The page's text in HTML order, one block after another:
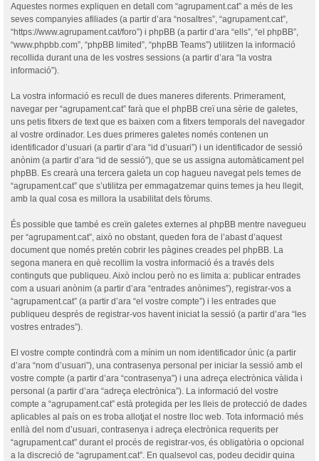
Aquestes normes expliquen en detall com “agrupament.cat” a més de les
seves companyies afiliades (a partir d’ara “nosaltres”, “agrupament.cat”,
“https://www.agrupament.cat/foro”) i phpBB (a partir d’ara “ells”, “el phpBB”,
“www.phpbb.com”, “phpBB limited”, “phpBB Teams”) utilitzen la informació
recollida durant una de les vostres sessions (a partir d’ara “la vostra
informació”).
La vostra informació es recull de dues maneres diferents. Primerament,
navegar per “agrupament.cat” farà que el phpBB creï una sèrie de galetes,
uns petis fitxers de text que es baixen com a fitxers temporals del navegador
al vostre ordinador. Les dues primeres galetes només contenen un
identificador d’usuari (a partir d’ara “id d’usuari”) i un identificador de sessió
anònim (a partir d’ara “id de sessió”), que se us assigna automàticament pel
phpBB. Es crearà una tercera galeta un cop hagueu navegat pels temes de
“agrupament.cat” que s’utilitza per emmagatzemar quins temes ja heu llegit,
amb la qual cosa es millora la usabilitat dels fòrums.
És possible que també es creïn galetes externes al phpBB mentre navegueu
per “agrupament.cat”, això no obstant, queden fora de l’abast d’aquest
document que només pretén cobrir les pàgines creades pel phpBB. La
segona manera en què recollim la vostra informació és a través dels
continguts que publiqueu. Això inclou però no es limita a: publicar entrades
com a usuari anònim (a partir d’ara “entrades anònimes”), registrar-vos a
“agrupament.cat” (a partir d’ara “el vostre compte”) i les entrades que
publiqueu després de registrar-vos havent iniciat la sessió (a partir d’ara “les
vostres entrades”).
El vostre compte contindrà com a mínim un nom identificador únic (a partir
d’ara “nom d’usuari”), una contrasenya personal per iniciar la sessió amb el
vostre compte (a partir d’ara “contrasenya”) i una adreça electrònica vàlida i
personal (a partir d’ara “adreça electrònica”). La informació del vostre
compte a “agrupament.cat” està protegida per les lleis de protecció de dades
aplicables al país on es troba allotjat el nostre lloc web. Tota informació més
enllà del nom d’usuari, contrasenya i adreça electrònica requerits per
“agrupament.cat” durant el procés de registrar-vos, és obligatòria o opcional
a la discreció de “agrupament.cat”. En qualsevol cas, podeu decidir quina